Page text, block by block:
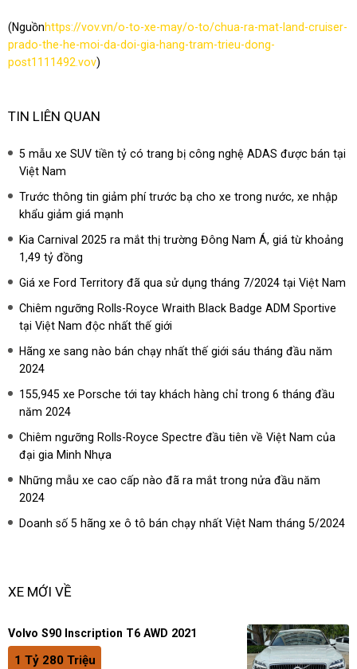
(Nguồnhttps://vov.vn/o-to-xe-may/o-to/chua-ra-mat-land-cruiser-
prado-the-he-moi-da-doi-gia-hang-tram-trieu-dong-
post1111492.vov)
TIN LIÊN QUAN
5 mẫu xe SUV tiền tỷ có trang bị công nghệ ADAS được bán tại
Việt Nam
Trước thông tin giảm phí trước bạ cho xe trong nước, xe nhập
khẩu giảm giá mạnh
Kia Carnival 2025 ra mắt thị trường Đông Nam Á, giá từ khoảng
1,49 tỷ đồng
Giá xe Ford Territory đã qua sử dụng tháng 7/2024 tại Việt Nam
Chiêm ngưỡng Rolls-Royce Wraith Black Badge ADM Sportive
tại Việt Nam độc nhất thế giới
Hãng xe sang nào bán chạy nhất thế giới sáu tháng đầu năm
2024
155,945 xe Porsche tới tay khách hàng chỉ trong 6 tháng đầu
năm 2024
Chiêm ngưỡng Rolls-Royce Spectre đầu tiên về Việt Nam của
đại gia Minh Nhựa
Những mẫu xe cao cấp nào đã ra mắt trong nửa đầu năm
2024
Doanh số 5 hãng xe ô tô bán chạy nhất Việt Nam tháng 5/2024
XE MỚI VỀ
Volvo S90 Inscription T6 AWD 2021
1 Tỷ 280 Triệu